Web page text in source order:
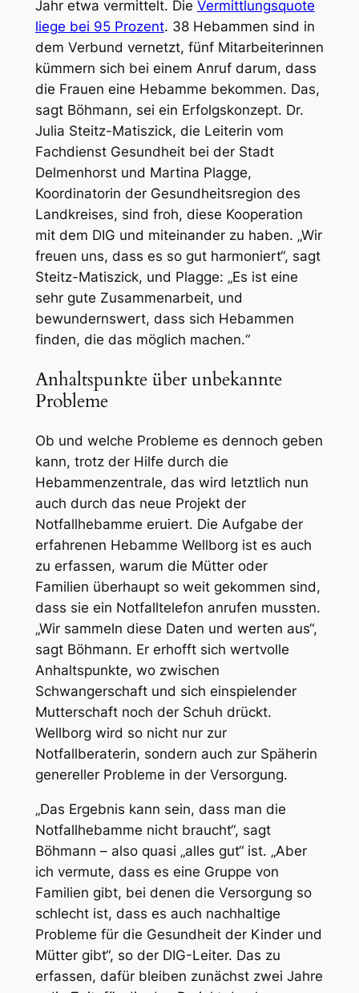
Jahr etwa vermittelt. Die Vermittlungsquote
liege bei 95 Prozent. 38 Hebammen sind in
dem Verbund vernetzt, fünf Mitarbeiterinnen
kümmern sich bei einem Anruf darum, dass
die Frauen eine Hebamme bekommen. Das,
sagt Böhmann, sei ein Erfolgskonzept. Dr.
Julia Steitz-Matiszick, die Leiterin vom
Fachdienst Gesundheit bei der Stadt
Delmenhorst und Martina Plagge,
Koordinatorin der Gesundheitsregion des
Landkreises, sind froh, diese Kooperation
mit dem DIG und miteinander zu haben. „Wir
freuen uns, dass es so gut harmoniert“, sagt
Steitz-Matiszick, und Plagge: „Es ist eine
sehr gute Zusammenarbeit, und
bewundernswert, dass sich Hebammen
finden, die das möglich machen.“
Anhaltspunkte über unbekannte
Probleme
Ob und welche Probleme es dennoch geben
kann, trotz der Hilfe durch die
Hebammenzentrale, das wird letztlich nun
auch durch das neue Projekt der
Notfallhebamme eruiert. Die Aufgabe der
erfahrenen Hebamme Wellborg ist es auch
zu erfassen, warum die Mütter oder
Familien überhaupt so weit gekommen sind,
dass sie ein Notfalltelefon anrufen mussten.
„Wir sammeln diese Daten und werten aus“,
sagt Böhmann. Er erhofft sich wertvolle
Anhaltspunkte, wo zwischen
Schwangerschaft und sich einspielender
Mutterschaft noch der Schuh drückt.
Wellborg wird so nicht nur zur
Notfallberaterin, sondern auch zur Späherin
genereller Probleme in der Versorgung.
„Das Ergebnis kann sein, dass man die
Notfallhebamme nicht braucht“, sagt
Böhmann – also quasi „alles gut“ ist. „Aber
ich vermute, dass es eine Gruppe von
Familien gibt, bei denen die Versorgung so
schlecht ist, dass es auch nachhaltige
Probleme für die Gesundheit der Kinder und
Mütter gibt“, so der DIG-Leiter. Das zu
erfassen, dafür bleiben zunächst zwei Jahre